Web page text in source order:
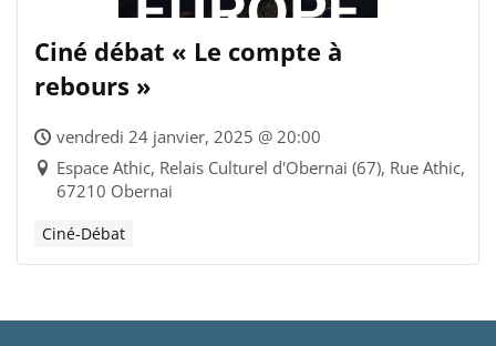
Ciné débat « Le compte à
rebours »
vendredi 24 janvier, 2025 @ 20:00
Espace Athic, Relais Culturel d'Obernai (67), Rue Athic,
67210 Obernai
Ciné-Débat